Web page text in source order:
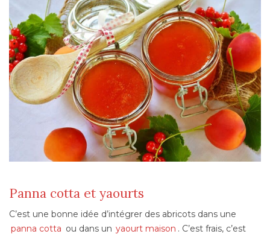
Panna cotta et yaourts
C’est une bonne idée d’intégrer des abricots dans une
panna cotta ou dans un yaourt maison . C’est frais, c’est